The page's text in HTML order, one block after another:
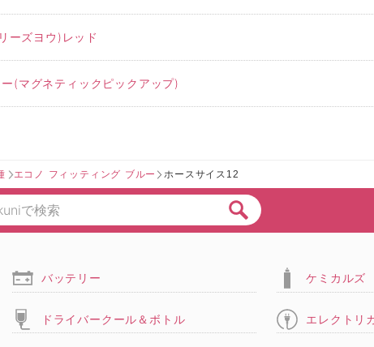
ーズヨウ)レッド
(マグネティックピックアップ)
エコノ フィッティング ブルー ホースサイス12
バッテリー ケミカルズ
ドライバークール＆ボトル エレクトリ